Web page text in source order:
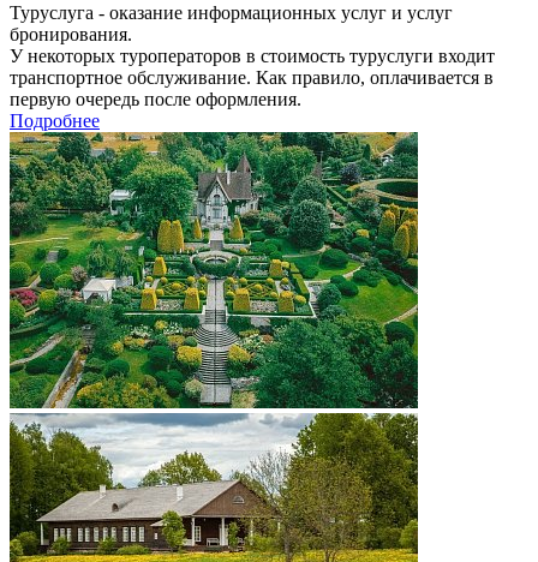
Туруслуга - оказание информационных услуг и услуг
бронирования.
У некоторых туроператоров в стоимость туруслуги входит
транспортное обслуживание. Как правило, оплачивается в
первую очередь после оформления.
Подробнее